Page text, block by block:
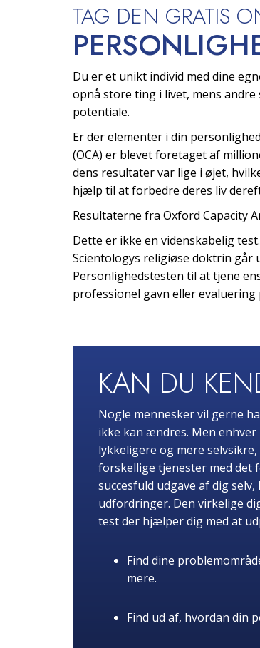
TAG DEN GRATIS
Du er et unikt individ med dine
opnå store ting i livet, mens
potentiale.
Er der elementer i din
(OCA) er blevet foretaget af
dens resultater var lige i øjet,
hjælp til at forbedre deres liv
Resultaterne fra Oxford Capacity
Dette er ikke en videnskabelig
Scientologys religiøse doktrin går
Personlighedstesten til at tjene
professionel gavn eller evaluering
KAN DU
Nogle mennesker vil gerne
ikke kan ændres. Men
lykkeligere og mere
forskellige tjenester med det
succesfuld udgave af dig
udfordringer. Den virkelige
test der hjælper dig med at
Find dine
mere.
Find ud af, hvordan din